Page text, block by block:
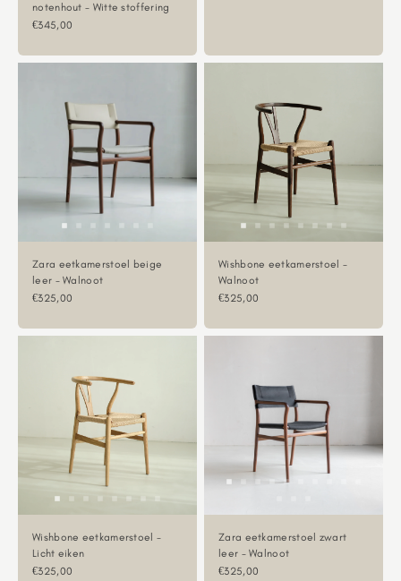
notenhout - Witte stoffering
Aanbiedingsprijs
€345,00
Zara eetkamerstoel beige
leer - Walnoot
Aanbiedingsprijs
€325,00
Wishbone eetkamerstoel -
Walnoot
Aanbiedingsprijs
€325,00
Wishbone eetkamerstoel -
Licht eiken
Aanbiedingsprijs
€325,00
Zara eetkamerstoel zwart
leer - Walnoot
Aanbiedingsprijs
€325,00